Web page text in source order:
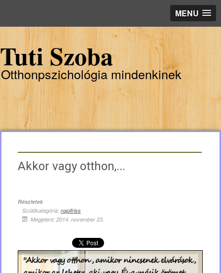
MENU
Tuti Szoba
Otthonpszichológia mindenkinek
Akkor vagy otthon,...
Részletek
Szülőkategória: napifriss
Megjelent: 2014. november 23.